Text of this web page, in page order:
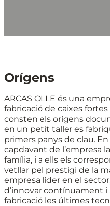
Orígens
ARCAS OLLE és una
fabricació de caixes fortes
consten els orígens
en un petit taller es
primers panys de clau.
capdavant de l’empresa
família, i a ells els
vetllar pel prestigi de la
empresa líder en el
d’innovar contínuament i
fabricació les últimes